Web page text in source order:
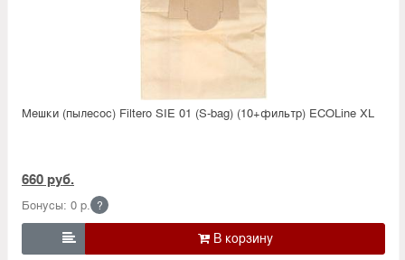
Мешки (пылесос) Filtero SIE 01 (S-bag) (10+фильтр) ECOLine XL
660 руб.
Бонусы: 0 р. ?
